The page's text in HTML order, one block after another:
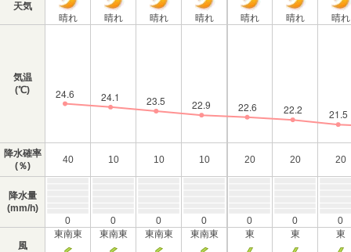
天気
晴れ
晴れ 晴れ 晴れ 晴れ 晴れ 晴れ
気温
(℃)
降水確率
(％)
40 10 10 10 20 20 20
降水量
(mm/h)
0
0 0 0 0 0 0
風
東南東 東南東 東南東 東南東 東 東 東